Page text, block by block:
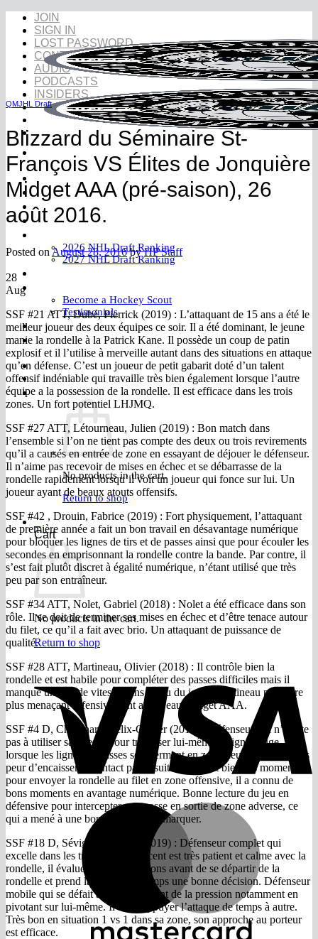
Skip
content
JOIN
SIGN IN
LOST PASSWORD
CONTACT
AUDIO
PODCASTS
INSIDERS
NHL Draft
NHL Draft Book
Prospects
YouTube
2026 NHL Draft Ranking
2027 NHL Draft Ranking
Become a Hockey Scout
Testimonials
FAQ
Join
$0.00 0
No products in the cart.
Return to shop
0
Cart
No products in the cart.
Return to shop
QMJHL Draft
Blizzard du Séminaire St-
François VS Élites de Jonquière
Midget AAA (pré-saison), 26
août 2016.
Posted onAugust 28, 2016 byHP Staff
28
Aug
SSF #21 ATT, Dubé, Pierrick (2019) : L’attaquant de 15 ans a été le
meilleur joueur des deux équipes ce soir. Il a été dominant, le jeune
manie la rondelle à la Patrick Kane. Il possède un coup de patin
explosif et il l’utilise à merveille autant dans des situations en attaque
qu’en défense. C’est un joueur de petit gabarit doté d’un talent
offensif indéniable qui travaille très bien également lorsque l’autre
équipe a la possession de la rondelle. Il est efficace dans les trois
zones. Un fort potentiel LHJMQ.
SSF #27 ATT, Létourneau, Julien (2019) : Bon match dans
l’ensemble si l’on ne tient pas compte des deux ou trois revirements
qu’il a causés en entrée de zone en essayant de déjouer le défenseur.
Il n’aime pas recevoir de mises en échec et se débarrasse de la
rondelle rapidement lorsqu’il voit un joueur qui fonce sur lui. Un
joueur ayant de beaux atouts offensifs.
SSF #42 , Drouin, Fabrice (2019) : Fort physiquement, l’attaquant
de première année a fait un bon travail en désavantage numérique
pour bloquer les lignes de tirs et de passes ainsi que pour écouler les
secondes en emprisonnant la rondelle contre la bande. Par contre, il
s’est fait plutôt discret à égalité numérique, n’étant utilisé que très
peu par son entraîneur.
SSF #34 ATT, Nolet, Gabriel (2018) : Nolet a été efficace dans son
rôle. Il se doit de terminer ses mises en échec et d’être tenace autour
du filet, ce qu’il a fait avec brio. Un attaquant de puissance de
qualité.
SSF #28 ATT, Martineau, Olivier (2018) : Il contrôle bien la
rondelle et est habile pour compléter des passes difficiles mais il
manque un peu de vitesse dans le jeu du jeune Martineau pour être
plus menaçant offensivement au niveau Midget AAA.
SSF #4 D, Chouinard, Félix-Olivier (2019) : Défenseur qui n’hésite
pas à utiliser sa vitesse pour traverser lui-même la ligne rouge
lorsque les lignes de passes se referment en zone neutre, et il n’a pas
peur d’encaisser le contact par la suite. Il choisit bien ses moments
pour envoyer la rondelle au filet en zone offensive, il a connu de
bons moments en avantage numérique. Bonne lecture du jeu en
défensive pour intercepter une passe en sortie de zone adverse, ce
qui a mené à une bonne chance de marquer.
SSF #18 D, Sévigny, Vincent (2019) : Défenseur complet qui
excelle dans les trois zones. Vincent est très patient et calme avec la
rondelle, il évalue toutes ses options avant de se départir de la
rondelle et prend la plupart du temps une bonne décision. Défenseur
mobile qui se défait assez facilement de la pression notamment en
pivotant sur lui-même. Il aime appuyer l’attaque de temps à autre.
Très bon en situation 1 vs 1 dans sa zone, son approche au porteur
est efficace.